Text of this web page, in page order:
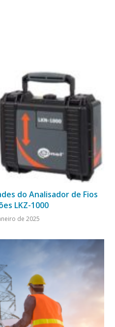
do Analisador de Fios
LKZ-1000
de 2025